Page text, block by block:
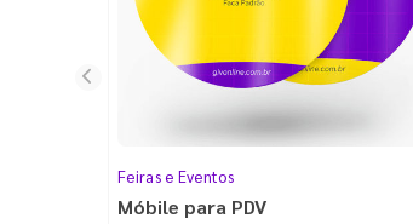
Feiras e Eventos
Móbile para PDV